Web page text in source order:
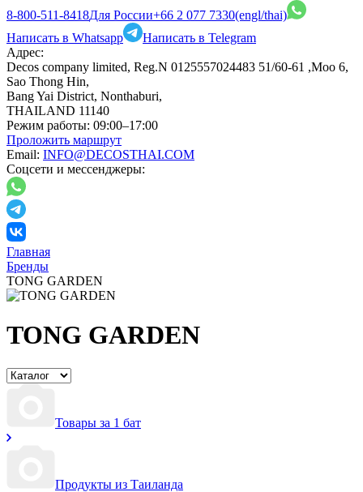
8-800-511-8418Для России+66 2 077 7330(engl/thai)
Написать в Whatsapp
Написать в Telegram
Адрес:
Decos company limited, Reg.N 0125557024483 51/60-61 ,Moo 6,
Sao Thong Hin,
Bang Yai District, Nonthaburi,
THAILAND 11140
Режим работы: 09:00–17:00
Проложить маршрут
Email: INFO@DECOSTHAI.COM
Соцсети и мессенджеры:
Главная
Бренды
TONG GARDEN
TONG GARDEN
Товары за 1 бат
Продукты из Таиланда